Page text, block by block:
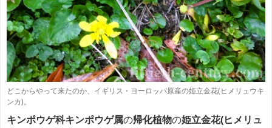
どこからやって来たのか、イギリス・ヨーロッパ原産の姫立金花(ヒメリュウキ
ンカ)。
キンポウゲ科キンポウゲ属の帰化植物の姫立金花(ヒメリュ